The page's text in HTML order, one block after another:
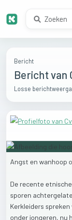
Bericht
Bericht van
Losse
Angst en wanhoop
De recente etnische
sporen
Kerkleiders spreken
onder jongeren, nu